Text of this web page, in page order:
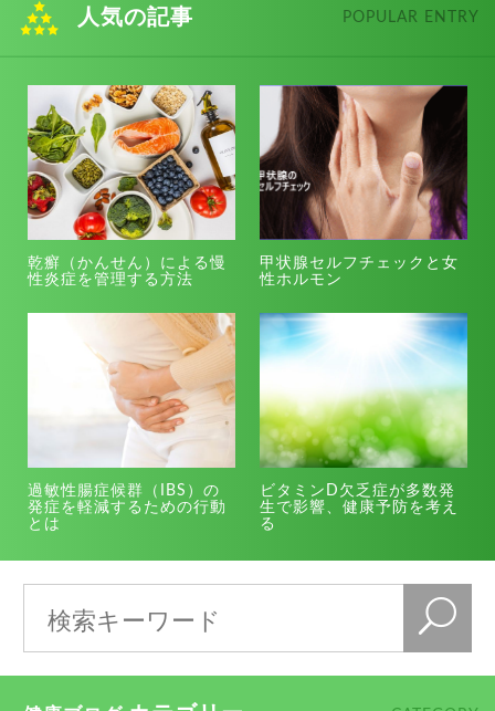
人気の記事 POPULAR ENTRY
乾癬（かんせん）による慢
性炎症を管理する方法
甲状腺セルフチェックと女
性ホルモン
過敏性腸症候群（IBS）の
発症を軽減するための行動
とは
ビタミンD欠乏症が多数発
生で影響、健康予防を考え
る